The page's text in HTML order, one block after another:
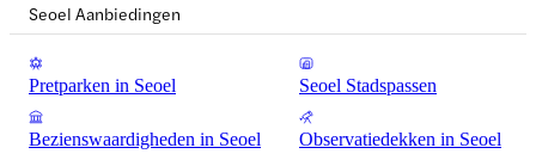
Seoel Aanbiedingen
Pretparken in Seoel Seoel Stadspassen
Bezienswaardigheden in Seoel Observatiedekken in Seoel